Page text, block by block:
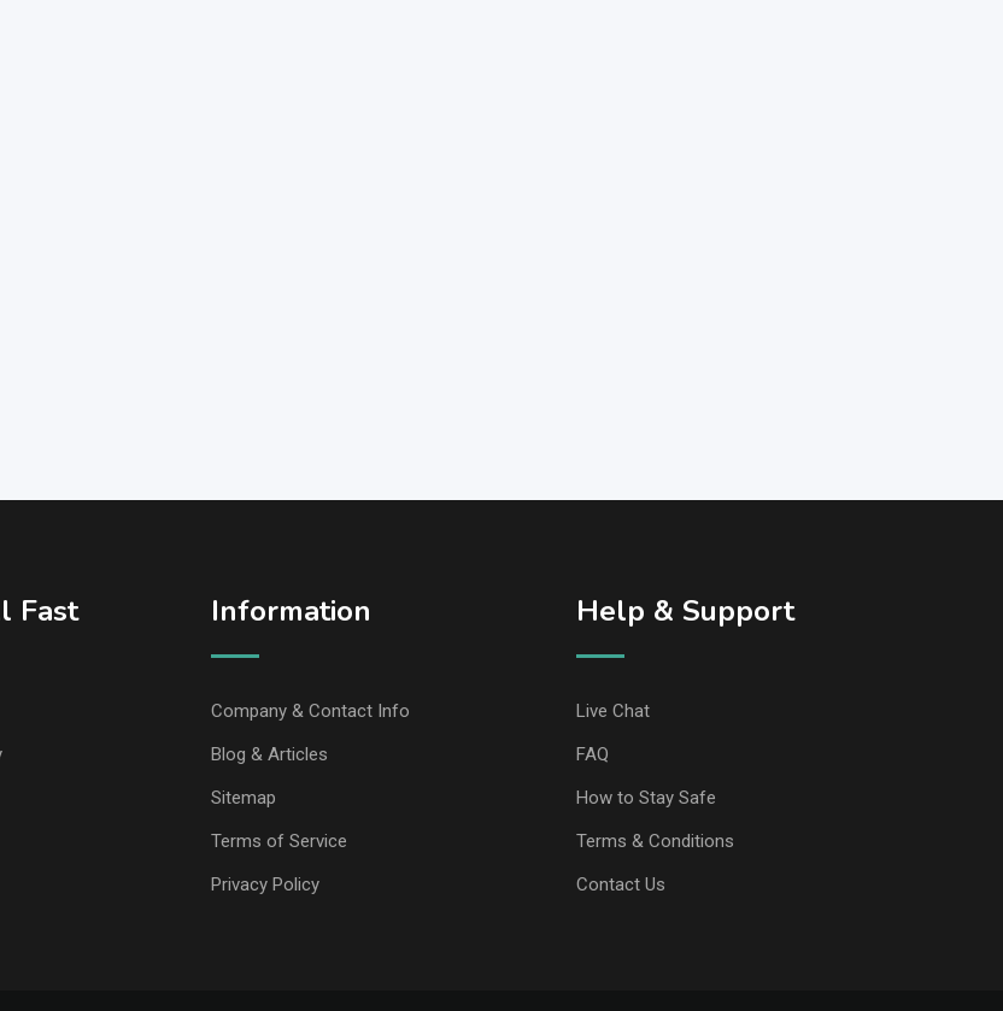
Fast Information
Company & Contact Info
Blog & Articles
Sitemap
Terms of Service
Privacy Policy
Help & Support
Live Chat
FAQ
How to Stay Safe
Terms & Conditions
Contact Us